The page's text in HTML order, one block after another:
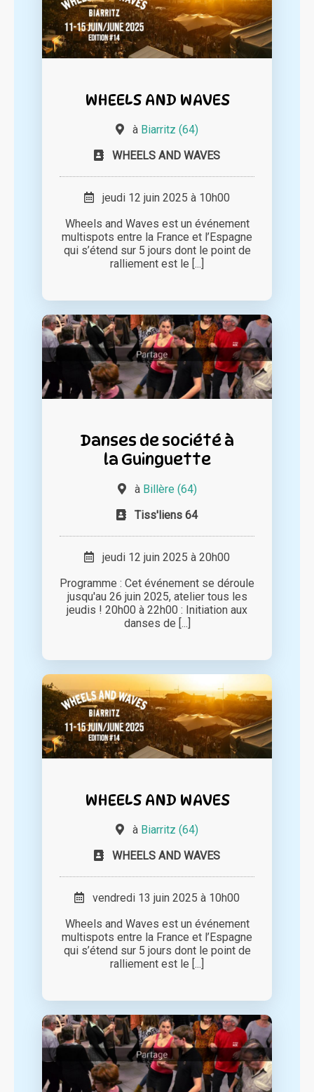
WHEELS AND WAVES
à Biarritz (64)
WHEELS AND WAVES
jeudi 12 juin 2025 à 10h00
Wheels and Waves est un événement
multispots entre la France et l’Espagne
qui s’étend sur 5 jours dont le point de
ralliement est le [...]
Danses de société à
la Guinguette
à Billère (64)
Tiss'liens 64
jeudi 12 juin 2025 à 20h00
Programme : Cet événement se déroule
jusqu'au 26 juin 2025, atelier tous les
jeudis ! 20h00 à 22h00 : Initiation aux
danses de [...]
WHEELS AND WAVES
à Biarritz (64)
WHEELS AND WAVES
vendredi 13 juin 2025 à 10h00
Wheels and Waves est un événement
multispots entre la France et l’Espagne
qui s’étend sur 5 jours dont le point de
ralliement est le [...]